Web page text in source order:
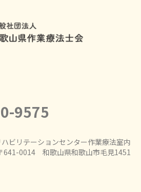
9575
ビリテーションセンター作業療法室内
641-0014 和歌山県和歌山市毛見1451